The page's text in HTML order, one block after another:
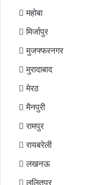
महोबा
मिर्जापुर
मुजफ्फरनगर
मुरादाबाद
मेरठ
मैनपुरी
रामपुर
रायबरेली
लखनऊ
ललितपुर